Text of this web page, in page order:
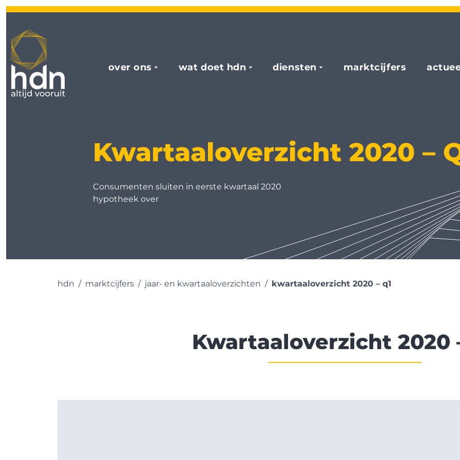
over ons wat doet hdn diensten marktcijfers
Kwartaaloverzicht 2020 –
Consumenten sluiten in eerste kwartaal 2020
hypotheek over
hdn marktcijfers jaar- en kwartaaloverzichten kwartaaloverzicht 2020 – q1
Kwartaaloverzicht 2020